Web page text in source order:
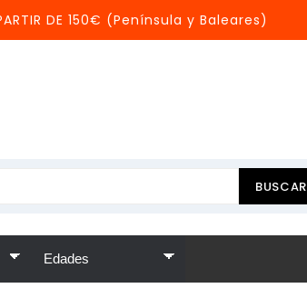
DE 150€ (Península y Baleares)
BUSCAR